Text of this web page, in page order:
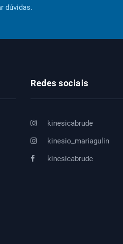
dúvidas.
Redes sociais
kinesicabrude
kinesio_mariagulin
kinesicabrude